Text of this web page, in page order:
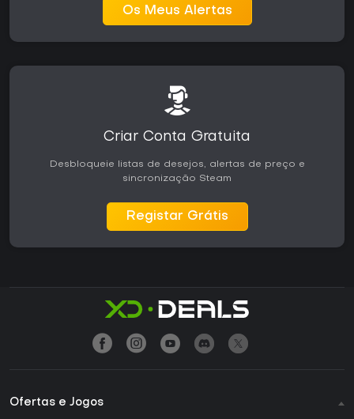
Os Meus Alertas
Criar Conta Gratuita
Desbloqueie listas de desejos, alertas de preço e
sincronização Steam
Registar Grátis
Ofertas e Jogos